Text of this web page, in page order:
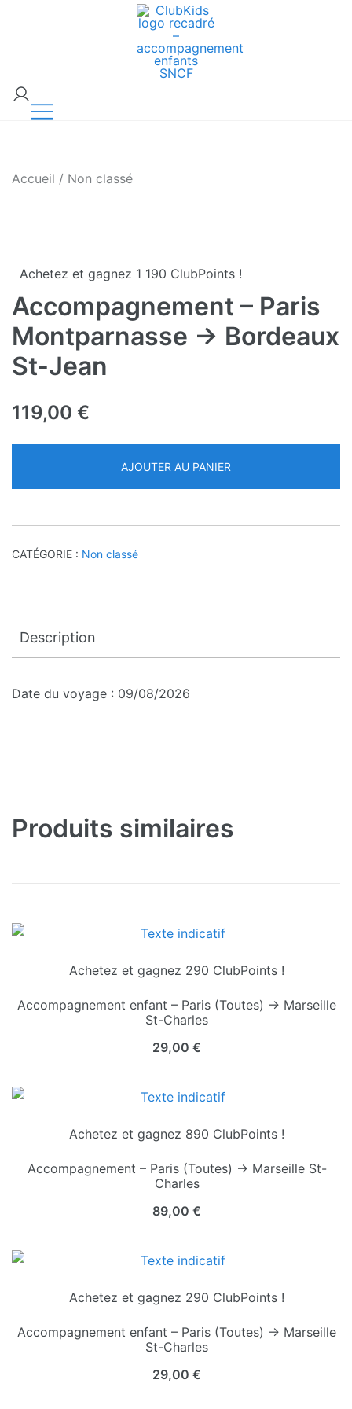
ClubKids
Accueil / Non classé
Achetez et gagnez 1 190 ClubPoints !
Accompagnement – Paris
Montparnasse → Bordeaux
St-Jean
119,00 €
AJOUTER AU PANIER
CATÉGORIE : Non classé
Description
Date du voyage : 09/08/2026
Produits similaires
Achetez et gagnez 290 ClubPoints !
Accompagnement enfant – Paris (Toutes) → Marseille
St-Charles
29,00 €
Achetez et gagnez 890 ClubPoints !
Accompagnement – Paris (Toutes) → Marseille St-
Charles
89,00 €
Achetez et gagnez 290 ClubPoints !
Accompagnement enfant – Paris (Toutes) → Marseille
St-Charles
29,00 €
🚨 Nos accompagnements sont pris d’assaut.
Réservez dès maintenant !